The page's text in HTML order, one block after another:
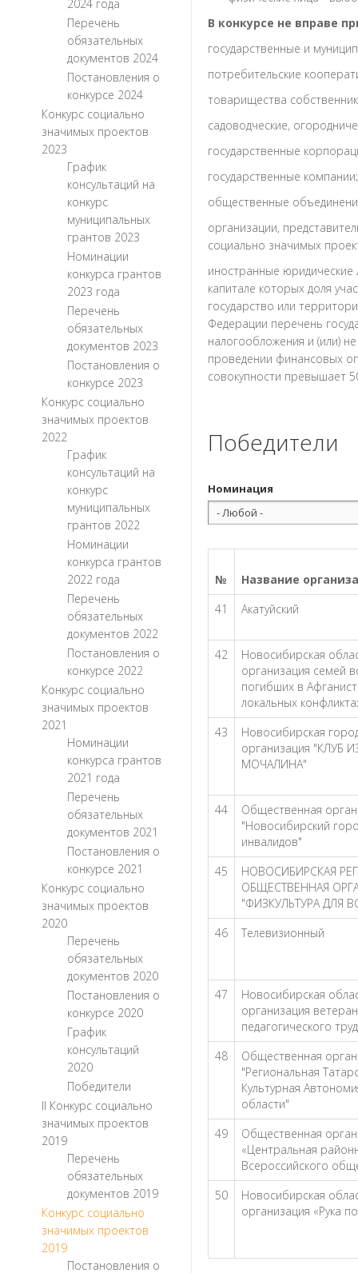
2024 года
Перечень
обязательных
документов 2024
Постановления о
конкурсе 2024
Конкурс социально
значимых проектов
2023
График
консультаций на
конкурс
муниципальных
грантов 2023
Номинации
конкурса грантов
2023 года
Перечень
обязательных
документов 2023
Постановления о
конкурсе 2023
Конкурс социально
значимых проектов
2022
График
консультаций на
конкурс
муниципальных
грантов 2022
Номинации
конкурса грантов
2022 года
Перечень
обязательных
документов 2022
Постановления о
конкурсе 2022
Конкурс социально
значимых проектов
2021
Номинации
конкурса грантов
2021 года
Перечень
обязательных
документов 2021
Постановления о
конкурсе 2021
Конкурс социально
значимых проектов
2020
Перечень
обязательных
документов 2020
Постановления о
конкурсе 2020
График
консультаций
2020
Победители
II Конкурс социально
значимых проектов
2019
Перечень
обязательных
документов 2019
Конкурс социально
значимых проектов
2019
Постановления о
В конкурсе не вправе
государственные и
потребительские
товарищества
садоводческие,
государственные
государственные компании;
общественные
организации,
социально значимых
иностранные юридические
капитале которых доля
государство или
Федерации перечень
налогообложения и (или)
проведении финансовых
совокупности превышает
Победители
Номинация
№
Название
41
Акатуйский
42
Новосибирская
организация семей
погибших в
локальных
43
Новосибирская
организация "КЛУБ
МОЧАЛИНА"
44
Общественная
"Новосибирский
инвалидов"
45
НОВОСИБИРСКАЯ
ОБЩЕСТВЕННАЯ
"ФИЗКУЛЬТУРА ДЛЯ
46
Телевизионный
47
Новосибирская
организация
педагогического
48
Общественная
"Региональная
Культурная
области"
49
Общественная
«Центральная
Всероссийского
50
Новосибирская
организация «Рука